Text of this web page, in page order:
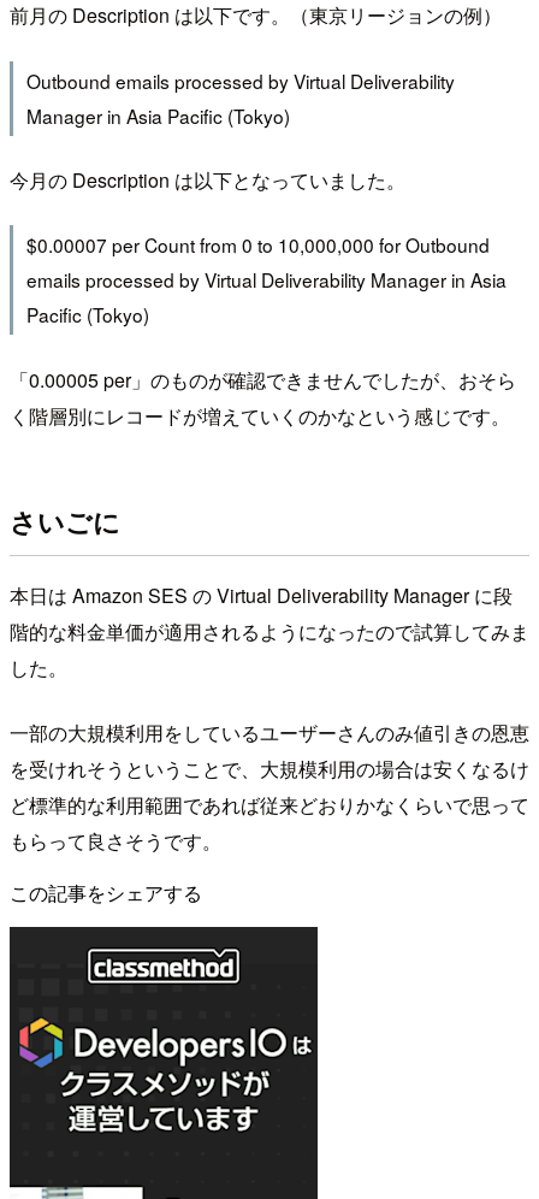
前月の Description は以下です。（東京リージョンの例）
Outbound emails processed by Virtual Deliverability
Manager in Asia Pacific (Tokyo)
今月の Description は以下となっていました。
$0.00007 per Count from 0 to 10,000,000 for Outbound
emails processed by Virtual Deliverability Manager in Asia
Pacific (Tokyo)
「0.00005 per」のものが確認できませんでしたが、おそら
く階層別にレコードが増えていくのかなという感じです。
さいごに
本日は Amazon SES の Virtual Deliverability Manager に段
階的な料金単価が適用されるようになったので試算してみま
した。
一部の大規模利用をしているユーザーさんのみ値引きの恩恵
を受けれそうということで、大規模利用の場合は安くなるけ
ど標準的な利用範囲であれば従来どおりかなくらいで思って
もらって良さそうです。
この記事をシェアする